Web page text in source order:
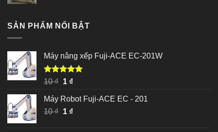
SẢN PHẨM NỔI BẬT
Máy nâng xếp Fuji-ACE EC-201W
Được xếp
5 sao
10₫ Giá
là:
10 ₫.
1 ₫Giá
tại
là:
Máy Robot Fuji-ACE EC - 201
10₫ Giá
1 ₫Giá